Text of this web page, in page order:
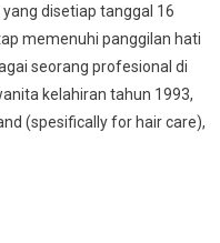
disetiap tanggal 16
memenuhi panggilan hati
seorang profesional di
kelahiran tahun 1993,
(spesifically for hair care),